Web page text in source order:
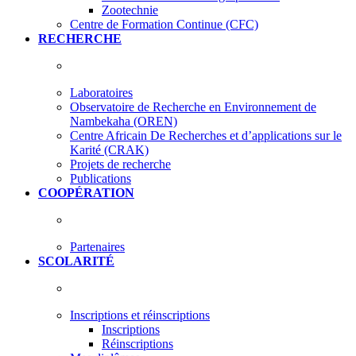
Zootechnie
Centre de Formation Continue (CFC)
RECHERCHE
Laboratoires
Observatoire de Recherche en Environnement de
Nambekaha (OREN)
Centre Africain De Recherches et d’applications sur le
Karité (CRAK)
Projets de recherche
Publications
COOPÉRATION
Partenaires
SCOLARITÉ
Inscriptions et réinscriptions
Inscriptions
Réinscriptions